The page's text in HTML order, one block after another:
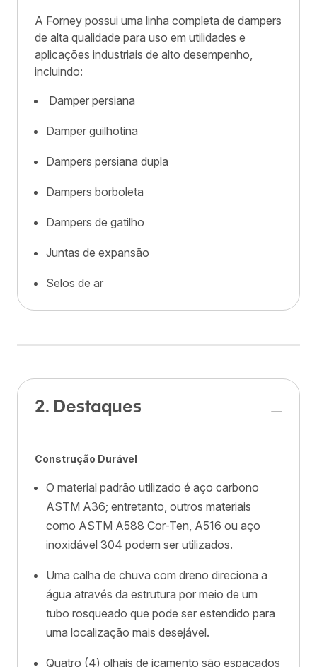
A Forney possui uma linha completa de dampers
de alta qualidade para uso em utilidades e
aplicações industriais de alto desempenho,
incluindo:
Damper persiana
Damper guilhotina
Dampers persiana dupla
Dampers borboleta
Dampers de gatilho
Juntas de expansão
Selos de ar
2. Destaques
Construção Durável
O material padrão utilizado é aço carbono
ASTM A36; entretanto, outros materiais
como ASTM A588 Cor-Ten, A516 ou aço
inoxidável 304 podem ser utilizados.
Uma calha de chuva com dreno direciona a
água através da estrutura por meio de um
tubo rosqueado que pode ser estendido para
uma localização mais desejável.
Quatro (4) olhais de içamento são espaçados